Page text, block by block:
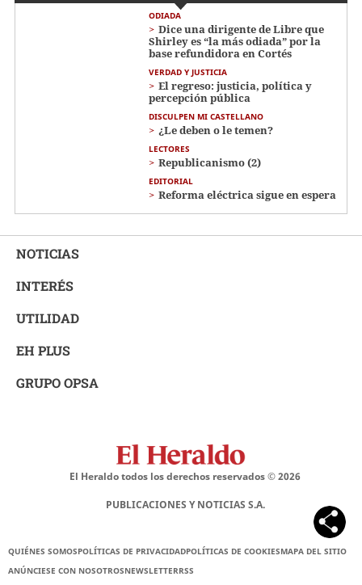
ODIADA
Dice una dirigente de Libre que
Shirley es “la más odiada” por la
base refundidora en Cortés
VERDAD Y JUSTICIA
El regreso: justicia, política y
percepción pública
DISCULPEN MI CASTELLANO
¿Le deben o le temen?
LECTORES
Republicanismo (2)
EDITORIAL
Reforma eléctrica sigue en espera
NOTICIAS
INTERÉS
UTILIDAD
EH PLUS
GRUPO OPSA
El Heraldo todos los derechos reservados ©2026
PUBLICACIONES Y NOTICIAS S.A.
QUIÉNES SOMOSPOLÍTICAS DE PRIVACIDADPOLÍTICAS DE COOKIESMAPA DEL SITIO
ANÚNCIESE CON NOSOTROSNEWSLETTERRSS